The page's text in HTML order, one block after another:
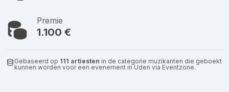
Premie
1.100 €
Gebaseerd op 111 artiesten in de categorie muzikanten die geboekt
kunnen worden voor een evenement in Uden via Eventzone.